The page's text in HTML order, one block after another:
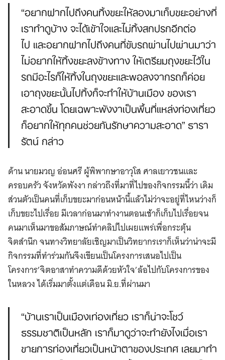
“อยากฝากไปถึงคนทิ้งขยะให้ลองมาเก็บขยะอย่างที่
เราทำดูบ้าง จะได้เข้าใจและไม่ทิ้งสกปรกอีกต่อ
ไป และอยากฝากไปถึงคนที่ขับรถผ่านไปผ่านมาว่า
ไม่อยากให้ทิ้งขยะลงข้างทาง ให้เตรียมถุงขยะไว้ใน
รถมีอะไรก็ให้ทิ้งในถุงขยะและพอลงจากรถก็ค่อย
เอาถุงขยะนั้นไปทิ้งก็จะทำให้บ้านเมือง ของเรา
สะอาดขึ้น โดยเฉพาะพังงาเป็นพื้นที่แหล่งท่องเที่ยว
ก็อยากให้ทุกคนช่วยกันรักษาความสะอาด” ธารา
รัตน์ กล่าว
ด้าน นายมวญ อ่อนศรี ผู้พิพากษาอาวุโส ศาลเยาวชนและ
ครอบครัว จังหวัดพังงา กล่าวถึงที่มาที่ไปของกิจกรรมนี้ว่า เดิม
ส่วนตัวเป็นคนที่เก็บขยะมาก่อนหน้านี้แล้วไม่ว่าจะอยู่ที่ไหนว่างก็
เก็บขยะไปเรื่อย มีเวลาก่อนมาทำงานตอนเช้าก็เก็บไปเรื่อยจน
คนมาเห็นมาขอสัมภาษณ์ทำคลิปไปเผยแพร่เพื่อกระตุ้น
จิตสำนึก จนทางวิทยาลัยเชิญมาเป็นวิทยากรเราก็เห็นว่าน่าจะมี
กิจกรรมที่ทำร่วมกันจึงเขียนเป็นโครงการเสนอไปเป็น
โครงการ’จิตอาสาทำความดีด้วยหัวใจ’ล้อไปกับโครงการของ
ในหลวง ได้เริ่มมาตั้งแต่เดือน มิ.ย.ที่ผ่านมา
“บ้านเราเป็นเมืองเท่องเที่ยว เราก็น่าจะโชว์
ธรรมชาติเป็นหลัก เราก็มาดูว่าจะทำยังไงเมื่อเรา
ขายการท่องเที่ยวเป็นหน้าตาของประเทศ เลยมาทำ